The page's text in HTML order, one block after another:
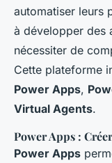
automatiser leurs
à développer des
nécessiter de
Cette plateforme
Power Apps,
Virtual Agents.
Power Apps :
Power Apps